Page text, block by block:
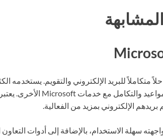
حلاً متكاملاً للبريد الإلكتروني والتقويم. يستخدمه
الإلكتروني بمزيد من الفعالية.
سهلة الاستخدام، بالإضافة إلى أدوات